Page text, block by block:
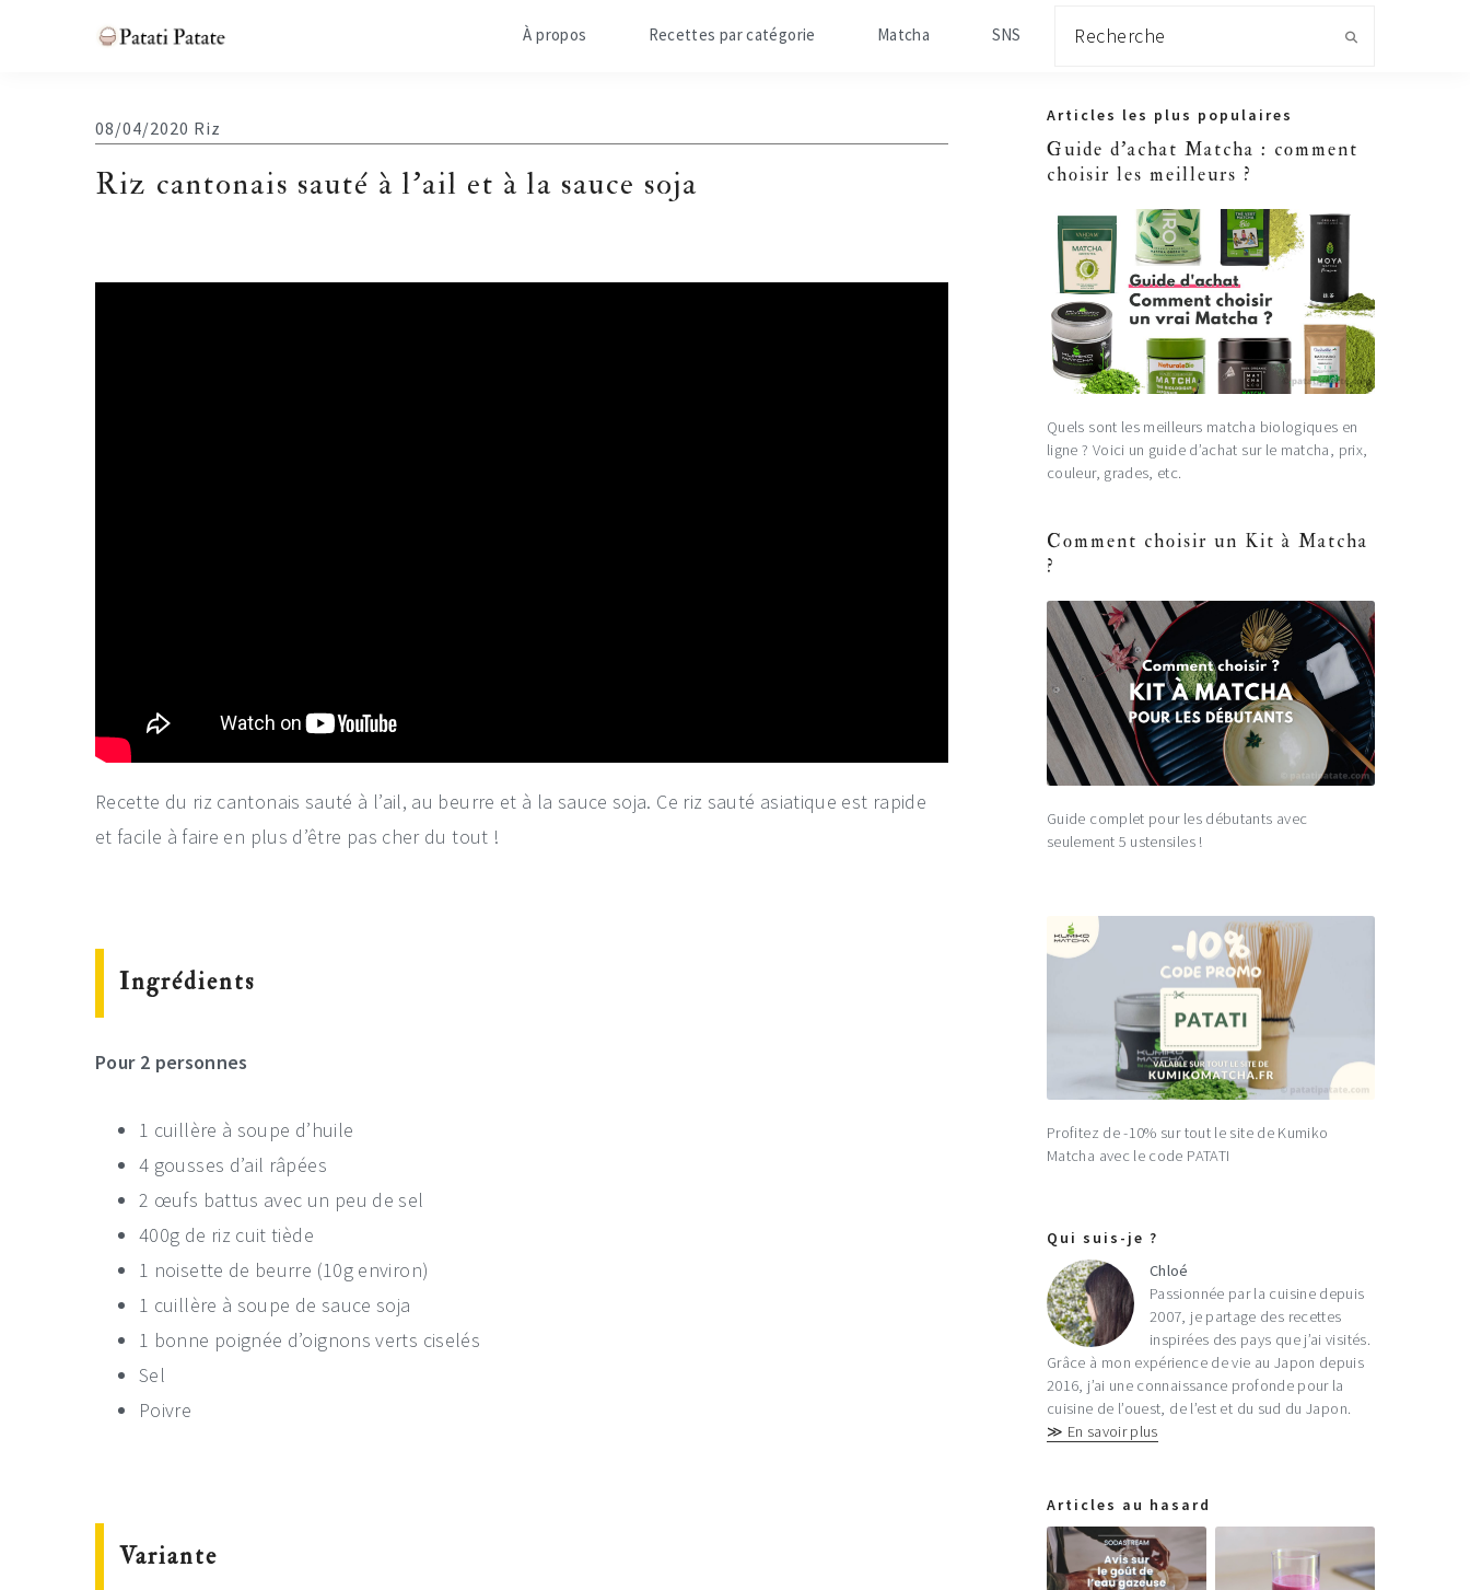
À propos Recettes par catégorie Matcha SNS
08/04/2020 Riz
Riz cantonais sauté à l’ail et à la sauce soja
Recette du riz cantonais sauté à l’ail, au beurre et à la sauce soja. Ce riz sauté asiatique est rapide
et facile à faire en plus d’être pas cher du tout !
Ingrédients
Pour 2 personnes
1 cuillère à soupe d’huile
4 gousses d’ail râpées
2 œufs battus avec un peu de sel
400g de riz cuit tiède
1 noisette de beurre (10g environ)
1 cuillère à soupe de sauce soja
1 bonne poignée d’oignons verts ciselés
Sel
Poivre
Variante
Primary
Sidebar
Articles les plus populaires
Guide d'achat Matcha : comment
choisir les meilleurs ?
Quels sont les meilleurs matcha biologiques en
ligne ? Voici un guide d’achat sur le matcha, prix,
couleur, grades, etc.
Comment choisir un Kit à Matcha
?
Guide complet pour les débutants avec
seulement 5 ustensiles !
Profitez de -10% sur tout le site de Kumiko
Matcha avec le code PATATI
Qui suis-je ?
Chloé
Passionnée par la cuisine depuis
2007, je partage des recettes
inspirées des pays que j’ai visités.
Grâce à mon expérience de vie au Japon depuis
2016, j’ai une connaissance profonde pour la
cuisine de l’ouest, de l’est et du sud du Japon.
≫ En savoir plus
Articles au hasard